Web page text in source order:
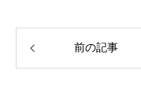
前の記事